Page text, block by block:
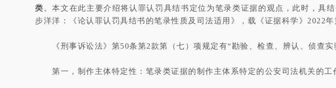
类 。本文在此主要介绍将认罪认罚具结书定位为笔录类证据的观点，此时，具
步洋洋：《论认罪认罚具结书的笔录性质及司法适用》，载《证据科学》2022年
《刑事诉讼法》第50条第2款第（七）项规定有“勘验、检查、辨认、侦查实
第一，制作主体特定性：笔录类证据的制作主体系特定的公安司法机关的工